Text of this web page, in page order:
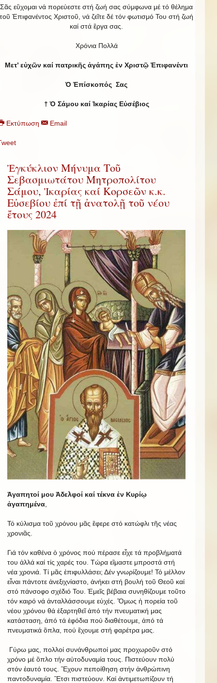
Σᾶς εὒχομαι νά πορεύεστε στή ζωή σας σύμφωνα μέ τό θέλημα
τοῦ Ἐπιφανέντος Χριστοῦ, νά ζεῖτε δέ τόν φωτισμό Του στή ζωή
καί στά ἒργα σας.
Χρόνια Πολλά
Μετ’ εὐχῶν καί πατρικῆς ἀγάπης ἐν Χριστῷ Ἐπιφανέντι
Ὁ Ἐπίσκοπός Σας
† Ὁ Σάμου καί Ἰκαρίας Εὐσέβιος
Εκτύπωση Email
Ἐγκύκλιον Μήνυμα Τοῦ
Σεβασμιωτάτου Μητροπολίτου
Σάμου, Ἰκαρίας καί Κορσεῶν κ.κ.
Εὐσεβίου ἐπί τῇ ἀνατολῇ τοῦ νέου
ἔτους 2024
Ἀγαπητοί μου Ἀδελφοί καί τέκνα ἐν Κυρίῳ
ἀγαπημένα
Τό κύλισμα τοῦ χρόνου μᾶς ἒφερε στό κατώφλι τῆς νέας
χρονιᾶς.
Γιά τόν καθένα ὁ χρόνος πού πέρασε εἶχε τά προβλήματά
του ἀλλά καί τίς χαρές του. Τώρα εἲμαστε μπροστά στή
νέα χρονιά. Τί μᾶς ἐπιφυλλάσει; Δέν γνωρίζουμε! Τό μέλλον
εἶναι πάντοτε ἀνεξιχνίαστο, ἀνήκει στή βουλή τοῦ Θεοῦ καί
στό πάνσοφο σχέδιό Του. Ἐμεῖς βέβαια συνηθίζουμε τοῦτο
τόν καιρό νά ἀνταλλάσσουμε εὐχές. Ὅμως ἡ πορεία τοῦ
νέου χρόνου θά ἐξαρτηθεῖ ἀπό τήν πνευματική μας
κατάσταση, ἀπό τά ἐφόδια πού διαθέτουμε, ἀπό τά
πνευματικά ὃπλα, πού ἒχουμε στή φαρέτρα μας.
Γύρω μας, πολλοί συνάνθρωποί μας προχωροῦν στό
χρόνο μέ ὃπλο τήν αὐτοδυναμία τους. Πιστεύουν πολύ
στόν ἑαυτό τους. Ἒχουν πεποίθηση στήν ἀνθρώπινη
παντοδυναμία. Ἒτσι πιστεύουν. Καί ἀντιμετωπίζουν τή